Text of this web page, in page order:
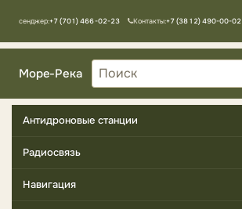
Мессенджер:+7 (701) 466-02-23 Контакты:+7 (3812) 490-00-02
Море-Река
Антидроновые станции
Радиосвязь
Навигация